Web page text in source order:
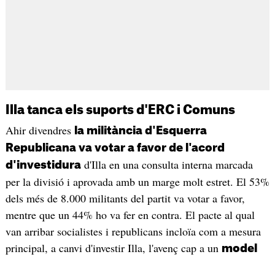
Illa tanca els suports d'ERC i Comuns
Ahir divendres la militància d'Esquerra
Republicana va votar a favor de l'acord
d'investidurad'Illa en una consulta interna marcada
per la divisió i aprovada amb un marge molt estret. El 53%
dels més de 8.000 militants del partit va votar a favor,
mentre que un 44% ho va fer en contra. El pacte al qual
van arribar socialistes i republicans incloïa com a mesura
principal, a canvi d'investir Illa, l'avenç cap a un model